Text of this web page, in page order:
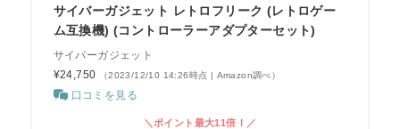
サイバーガジェット レトロフリーク (レトロゲー
ム互換機) (コントローラーアダプターセット)
サイバーガジェット
¥24,750
（2023/12/10 14:26時点 | Amazon調べ）
口コミを見る
＼ポイント最大11倍！／